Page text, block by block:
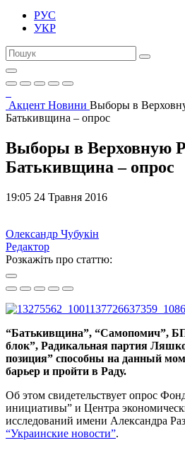
РУС
УКР
Акцент Новини Выборы в
Батькивщина – опрос
Выборы в Верховную
Батькивщина – опрос
19:05 24 Травня 2016
Олександр Чубукін
Редактор
Розкажіть про статтю:
“Батькивщина”, “Самопомич”,
блок”, Радикальная партия
позиция” способны на данный
барьер и пройти в Раду.
Об этом свидетельствует опрос
инициативы” и Центра
исследований имени Александра
“Украинские новости”.